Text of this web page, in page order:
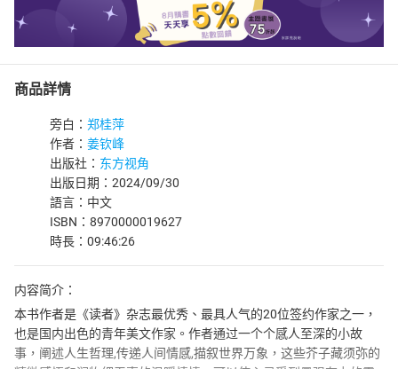
商品詳情
旁白： 郑桂萍
作者： 姜钦峰
出版社： 东方视角
出版日期：2024/09/30
語言：中文
ISBN：8970000019627
時長：09:46:26
内容简介：
本书作者是《读者》杂志最优秀、最具人气的20位签约作家之一，
也是国内出色的青年美文作家。作者通过一个个感人至深的小故
事，阐述人生哲理,传递人间情感,描叙世界万象，这些芥子藏须弥的